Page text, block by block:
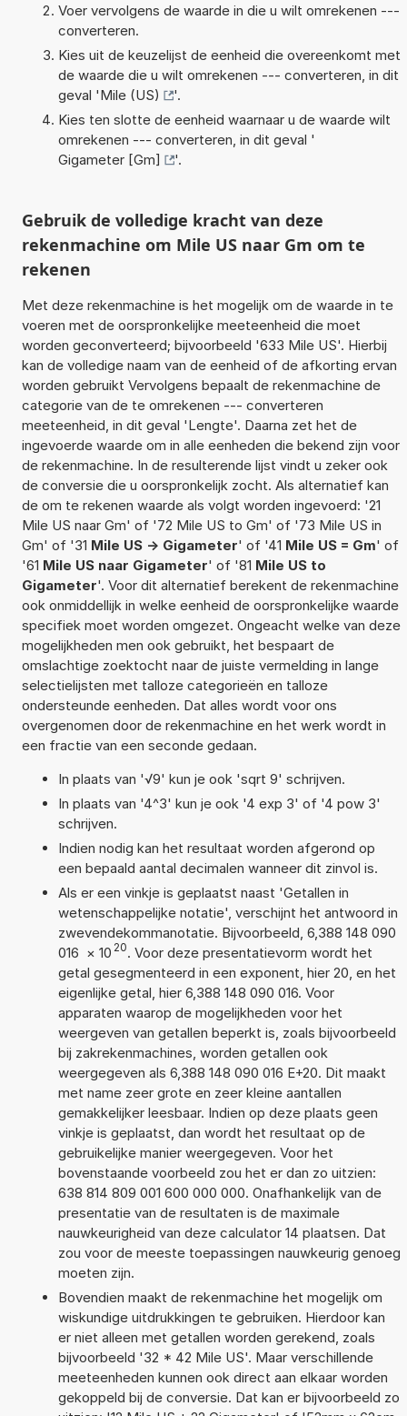
Voer vervolgens de waarde in die u wilt omrekenen ---
converteren.
Kies uit de keuzelijst de eenheid die overeenkomt met
de waarde die u wilt omrekenen --- converteren, in dit
geval 'Mile (US)
'.
Kies ten slotte de eenheid waarnaar u de waarde wilt
omrekenen --- converteren, in dit geval '
Gigameter [Gm]
'.
Gebruik de volledige kracht van deze
rekenmachine om Mile US naar Gm om te
rekenen
Met deze rekenmachine is het mogelijk om de waarde in te
voeren met de oorspronkelijke meeteenheid die moet
worden geconverteerd; bijvoorbeeld '633 Mile US'. Hierbij
kan de volledige naam van de eenheid of de afkorting ervan
worden gebruikt Vervolgens bepaalt de rekenmachine de
categorie van de te omrekenen --- converteren
meeteenheid, in dit geval 'Lengte'. Daarna zet het de
ingevoerde waarde om in alle eenheden die bekend zijn voor
de rekenmachine. In de resulterende lijst vindt u zeker ook
de conversie die u oorspronkelijk zocht. Als alternatief kan
de om te rekenen waarde als volgt worden ingevoerd: '21
Mile US naar Gm' of '72 Mile US to Gm' of '73 Mile US in
Gm' of '31 Mile US -> Gigameter' of '41 Mile US = Gm' of
'61 Mile US naar Gigameter' of '81 Mile US to
Gigameter'. Voor dit alternatief berekent de rekenmachine
ook onmiddellijk in welke eenheid de oorspronkelijke waarde
specifiek moet worden omgezet. Ongeacht welke van deze
mogelijkheden men ook gebruikt, het bespaart de
omslachtige zoektocht naar de juiste vermelding in lange
selectielijsten met talloze categorieën en talloze
ondersteunde eenheden. Dat alles wordt voor ons
overgenomen door de rekenmachine en het werk wordt in
een fractie van een seconde gedaan.
In plaats van '√9' kun je ook 'sqrt 9' schrijven.
In plaats van '4^3' kun je ook '4 exp 3' of '4 pow 3'
schrijven.
Indien nodig kan het resultaat worden afgerond op
een bepaald aantal decimalen wanneer dit zinvol is.
Als er een vinkje is geplaatst naast 'Getallen in
wetenschappelijke notatie', verschijnt het antwoord in
zwevendekommanotatie. Bijvoorbeeld, 6,388 148 090
016 × 10 20. Voor deze presentatievorm wordt het
getal gesegmenteerd in een exponent, hier 20, en het
eigenlijke getal, hier 6,388 148 090 016. Voor
apparaten waarop de mogelijkheden voor het
weergeven van getallen beperkt is, zoals bijvoorbeeld
bij zakrekenmachines, worden getallen ook
weergegeven als 6,388 148 090 016 E+20. Dit maakt
met name zeer grote en zeer kleine aantallen
gemakkelijker leesbaar. Indien op deze plaats geen
vinkje is geplaatst, dan wordt het resultaat op de
gebruikelijke manier weergegeven. Voor het
bovenstaande voorbeeld zou het er dan zo uitzien:
638 814 809 001 600 000 000. Onafhankelijk van de
presentatie van de resultaten is de maximale
nauwkeurigheid van deze calculator 14 plaatsen. Dat
zou voor de meeste toepassingen nauwkeurig genoeg
moeten zijn.
Bovendien maakt de rekenmachine het mogelijk om
wiskundige uitdrukkingen te gebruiken. Hierdoor kan
er niet alleen met getallen worden gerekend, zoals
bijvoorbeeld '32 * 42 Mile US'. Maar verschillende
meeteenheden kunnen ook direct aan elkaar worden
gekoppeld bij de conversie. Dat kan er bijvoorbeeld zo